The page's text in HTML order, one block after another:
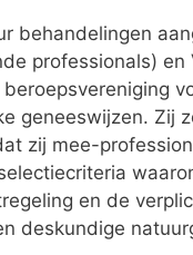
behandelingen
professionals) en
geneeswijzen. Zij
zij mee-
en de
deskundige